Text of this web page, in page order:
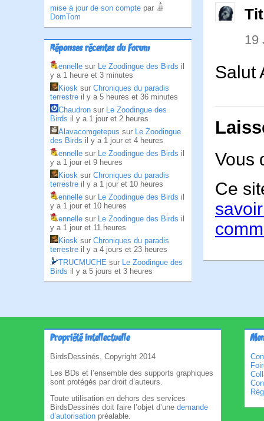
mise à jour de son compte par
DomTom
Réponses récentes du Forum
ennelle sur Le Zoodingue des Birds il
y a 1 heure et 3 minutes
Kiosk sur Chroniques du paradis
terrestre il y a 5 heures et 36 minutes
Chaudron sur Le Zoodingue des
Birds il y a 1 jour et 2 heures
Alavacomgetepus sur Le Zoodingue
des Birds il y a 1 jour et 4 heures
ennelle sur Le Zoodingue des Birds il
y a 1 jour et 9 heures
Kiosk sur Chroniques du paradis
terrestre il y a 1 jour et 10 heures
ennelle sur Le Zoodingue des Birds il
y a 1 jour et 10 heures
ennelle sur Le Zoodingue des Birds il
y a 1 jour et 11 heures
Kiosk sur Chroniques du paradis
terrestre il y a 4 jours et 23 heures
TRUCMUCHE sur Le Zoodingue des
Birds il y a 5 jours et 3 heures
19
Salut
Vous
Ce
Propriété intellectuelle
BirdsDessinés, Copyright 2014
Les BDs et l’ensemble des supports graphiques
sont protégés par droit d’auteurs.
Toute utilisation en dehors des services
BirdsDessinés doit faire l’objet d’une demande
d’autorisation préalable.